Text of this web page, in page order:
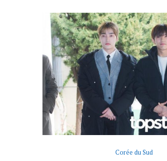
Corée du Sud